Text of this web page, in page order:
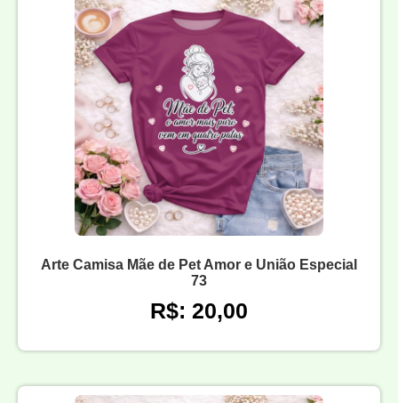
Arte Camisa Mãe de Pet Amor e União Especial
73
R$: 20,00